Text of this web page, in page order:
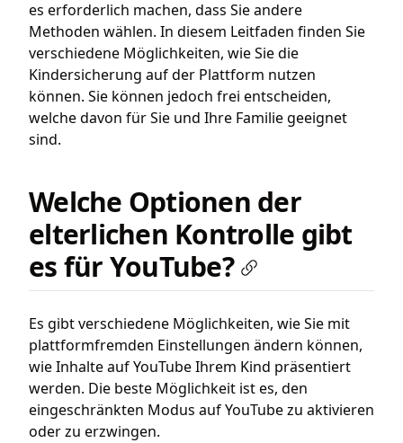
es erforderlich machen, dass Sie andere
Methoden wählen. In diesem Leitfaden finden Sie
verschiedene Möglichkeiten, wie Sie die
Kindersicherung auf der Plattform nutzen
können. Sie können jedoch frei entscheiden,
welche davon für Sie und Ihre Familie geeignet
sind.
Welche Optionen der
elterlichen Kontrolle gibt
es für YouTube?
Es gibt verschiedene Möglichkeiten, wie Sie mit
plattformfremden Einstellungen ändern können,
wie Inhalte auf YouTube Ihrem Kind präsentiert
werden. Die beste Möglichkeit ist es, den
eingeschränkten Modus auf YouTube zu aktivieren
oder zu erzwingen.